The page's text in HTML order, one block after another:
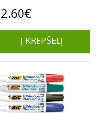
žalias 1 vnt.
2.60€
Į KREPŠELĮ